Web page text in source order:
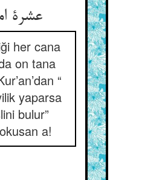
عشرة
her cana
on tana
“
yaparsa
bulur”
a!